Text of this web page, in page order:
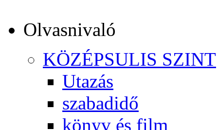
Olvasnivaló
KÖZÉPSULIS SZINT
Utazás
szabadidő
könyv és film